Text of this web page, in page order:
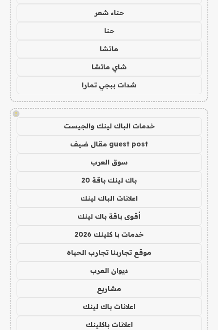
حناء شعر
حنا
ماتشا
شاي ماتشا
شدات ببجي تمارا
!
خدمات الباك لينك والجيست
guest post مقال ضيف
سوق العرب
باك لينك باقة 20
اعلانات الباك لينك
أقوى باقة باك لينك
خدمات با كلينك 2026
موقع تجاربنا تجارب الحياه
ديوان العرب
مشاريع
اعلانات باك لينك
اعلانات باكلينك